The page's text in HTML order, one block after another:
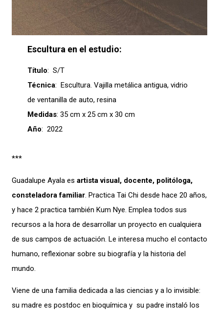
Escultura en el estudio:
Título: S/T
Técnica: Escultura. Vajilla metálica antigua, vidrio
de ventanilla de auto, resina
Medidas: 35 cm x 25 cm x 30 cm
Año: 2022
***
Guadalupe Ayala es artista visual, docente, politóloga,
consteladora familiar. Practica Tai Chi desde hace 20 años,
y hace 2 practica también Kum Nye. Emplea todos sus
recursos a la hora de desarrollar un proyecto en cualquiera
de sus campos de actuación. Le interesa mucho el contacto
humano, reflexionar sobre su biografía y la historia del
mundo.
Viene de una familia dedicada a las ciencias y a lo invisible:
su madre es postdoc en bioquímica y su padre instaló los